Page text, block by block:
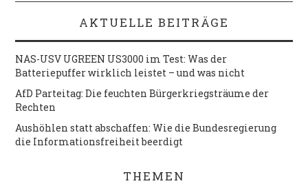
AKTUELLE BEITRÄGE
NAS-USV UGREEN US3000 im Test: Was der
Batteriepuffer wirklich leistet – und was nicht
AfD Parteitag: Die feuchten Bürgerkriegsträume der
Rechten
Aushöhlen statt abschaffen: Wie die Bundesregierung
die Informationsfreiheit beerdigt
THEMEN